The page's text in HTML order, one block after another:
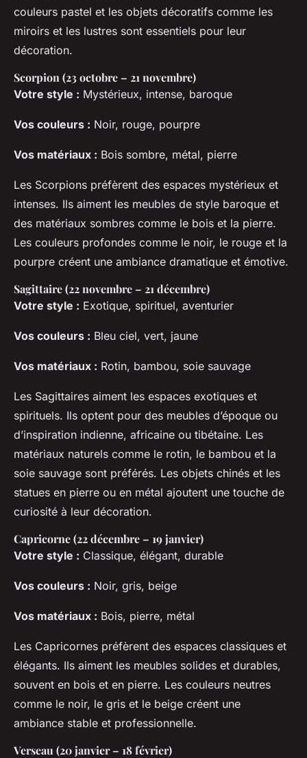
couleurs pastel et les objets décoratifs comme les
miroirs et les lustres sont essentiels pour leur
décoration.
Scorpion (23 octobre – 21 novembre)
Votre style : Mystérieux, intense, baroque
Vos couleurs : Noir, rouge, pourpre
Vos matériaux : Bois sombre, métal, pierre
Les Scorpions préfèrent des espaces mystérieux et
intenses. Ils aiment les meubles de style baroque et
des matériaux sombres comme le bois et la pierre.
Les couleurs profondes comme le noir, le rouge et la
pourpre créent une ambiance dramatique et émotive.
Sagittaire (22 novembre – 21 décembre)
Votre style : Exotique, spirituel, aventurier
Vos couleurs : Bleu ciel, vert, jaune
Vos matériaux : Rotin, bambou, soie sauvage
Les Sagittaires aiment les espaces exotiques et
spirituels. Ils optent pour des meubles d’époque ou
d’inspiration indienne, africaine ou tibétaine. Les
matériaux naturels comme le rotin, le bambou et la
soie sauvage sont préférés. Les objets chinés et les
statues en pierre ou en métal ajoutent une touche de
curiosité à leur décoration.
Capricorne (22 décembre – 19 janvier)
Votre style : Classique, élégant, durable
Vos couleurs : Noir, gris, beige
Vos matériaux : Bois, pierre, métal
Les Capricornes préfèrent des espaces classiques et
élégants. Ils aiment les meubles solides et durables,
souvent en bois et en pierre. Les couleurs neutres
comme le noir, le gris et le beige créent une
ambiance stable et professionnelle.
Verseau (20 janvier – 18 février)